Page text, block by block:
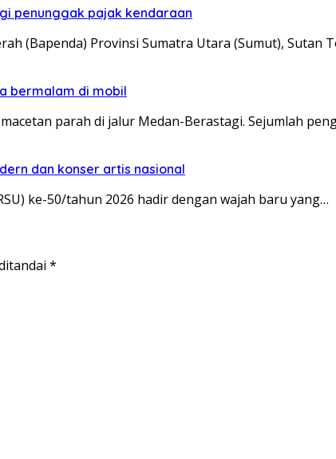
penunggak pajak kendaraan
(Bapenda) Provinsi Sumatra Utara (Sumut), Sutan
bermalam di mobil
parah di jalur Medan-Berastagi. Sejumlah
dan konser artis nasional
ke-50/tahun 2026 hadir dengan wajah baru yang…
*